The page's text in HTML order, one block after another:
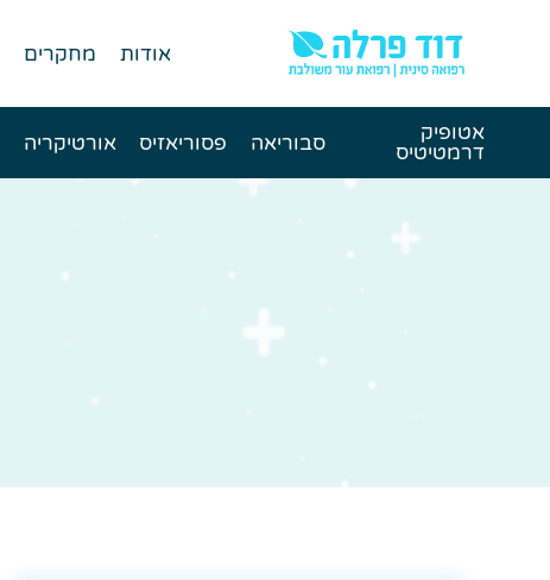
אודות מחקרים
אטופיק
דרמטיטיס
סבוריאה פסוריאזיס אורטיקריה